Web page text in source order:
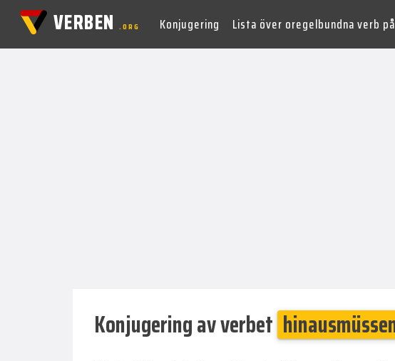
VERBEN.ORG Konjugering Lista över oregelbundna verb
Konjugering av verbet